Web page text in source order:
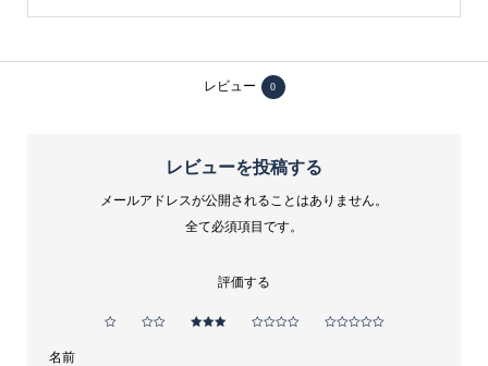
レビュー 0
レビューを投稿する
メールアドレスが公開されることはありません。
全て必須項目です。
評価する
名前